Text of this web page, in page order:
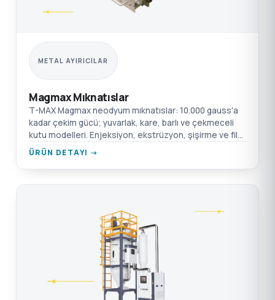
METAL AYIRICILAR
Magmax Mıknatıslar
T-MAX Magmax neodyum mıknatıslar: 10.000 gauss'a
kadar çekim gücü; yuvarlak, kare, barlı ve çekmeceli
kutu modelleri. Enjeksiyon, ekstrüzyon, şişirme ve film
için.
ÜRÜN DETAYI →